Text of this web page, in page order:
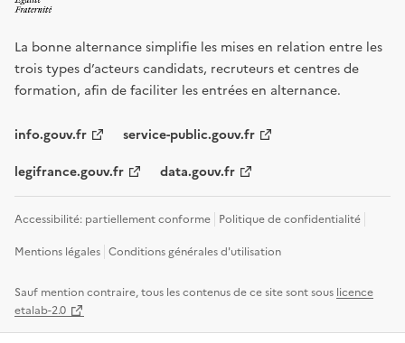
La bonne alternance simplifie les mises en relation entre les
trois types d’acteurs candidats, recruteurs et centres de
formation, afin de faciliter les entrées en alternance.
info.gouv.fr service-public.gouv.fr
legifrance.gouv.fr data.gouv.fr
Accessibilité: partiellement conforme Politique de confidentialité
Mentions légales Conditions générales d'utilisation
Sauf mention contraire, tous les contenus de ce site sont sous licence
etalab-2.0